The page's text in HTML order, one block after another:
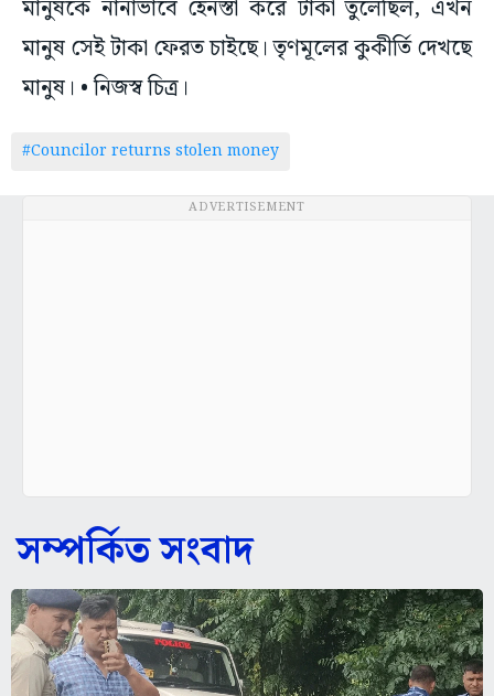
মানুষকে নানাভাবে হেনস্তা করে টাকা তুলেছিল, এখন
মানুষ সেই টাকা ফেরত চাইছে। তৃণমূলের কুকীর্তি দেখছে
মানুষ। • নিজস্ব চিত্র।
#Councilor returns stolen money
ADVERTISEMENT
সম্পর্কিত সংবাদ